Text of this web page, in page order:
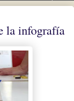
la infografía